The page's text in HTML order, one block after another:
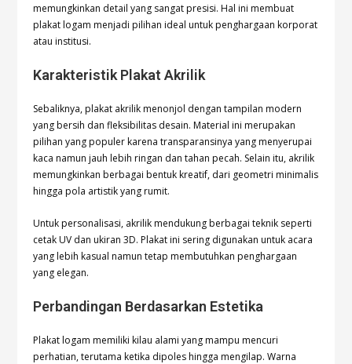
memungkinkan detail yang sangat presisi. Hal ini membuat
plakat logam menjadi pilihan ideal untuk penghargaan korporat
atau institusi.
Karakteristik Plakat Akrilik
Sebaliknya, plakat akrilik menonjol dengan tampilan modern
yang bersih dan fleksibilitas desain. Material ini merupakan
pilihan yang populer karena transparansinya yang menyerupai
kaca namun jauh lebih ringan dan tahan pecah. Selain itu, akrilik
memungkinkan berbagai bentuk kreatif, dari geometri minimalis
hingga pola artistik yang rumit.
Untuk personalisasi, akrilik mendukung berbagai teknik seperti
cetak UV dan ukiran 3D. Plakat ini sering digunakan untuk acara
yang lebih kasual namun tetap membutuhkan penghargaan
yang elegan.
Perbandingan Berdasarkan Estetika
Plakat logam memiliki kilau alami yang mampu mencuri
perhatian, terutama ketika dipoles hingga mengilap. Warna